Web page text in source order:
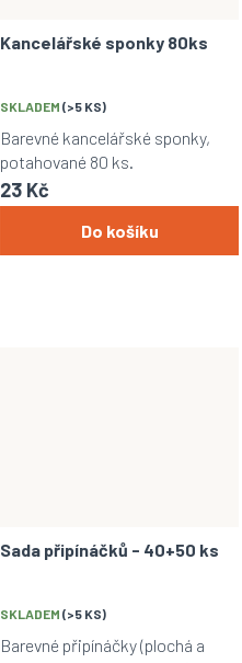
Kancelářské sponky 80ks
SKLADEM (>5 KS)
23 Kč
Do košíku
Barevné kancelářské sponky,
potahované 80 ks.
Sada připínáčků - 40+50 ks
SKLADEM (>5 KS)
Barevné připínáčky (plochá a